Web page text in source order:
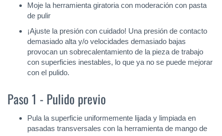
Moje la herramienta giratoria con moderación con pasta
de pulir
¡Ajuste la presión con cuidado! Una presión de contacto
demasiado alta y/o velocidades demasiado bajas
provocan un sobrecalentamiento de la pieza de trabajo
con superficies inestables, lo que ya no se puede mejorar
con el pulido.
Paso 1 - Pulido previo
Pula la superficie uniformemente lijada y limpiada en
pasadas transversales con la herramienta de mango de